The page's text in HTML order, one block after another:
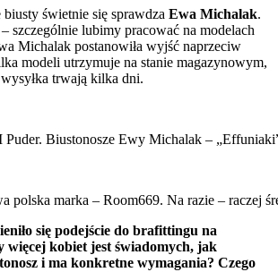
świetnie się sprawdza Ewa Michalak.
szczególnie lubimy pracować na modelach
Michalak postanowiła wyjść naprzeciw
modeli utrzymuje na stanie magazynowym,
trwają kilka dni.
Biustonosze Ewy Michalak –
polska marka – Room669. Na razie – raczej
się podejście do brafittingu na
więcej kobiet jest świadomych, jak
i ma konkretne wymagania? Czego